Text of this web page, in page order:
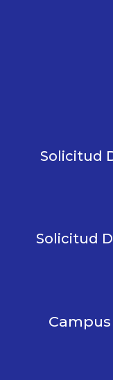
Solicitud
Solicitud
Campus